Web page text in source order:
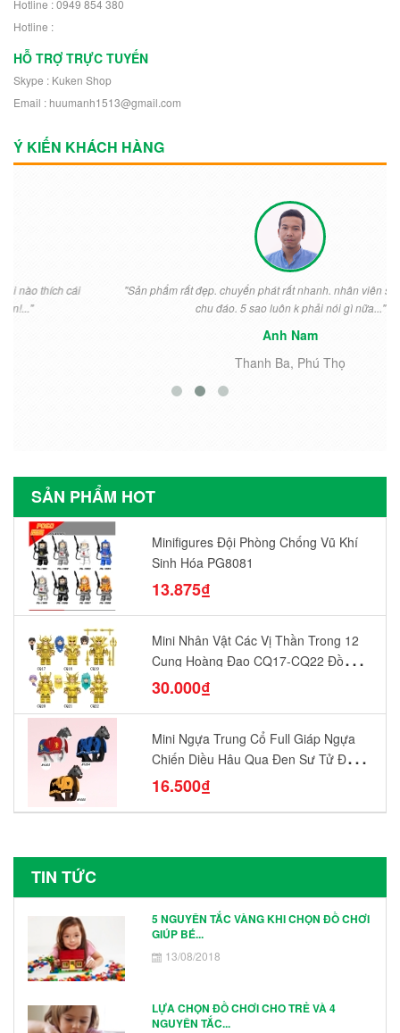
Hotline : 0949 854 380
Hotline :
HỖ TRỢ TRỰC TUYẾN
Skype : Kuken Shop
Email : huumanh1513@gmail.com
Ý KIẾN KHÁCH HÀNG
"Sản phẩm rất đẹp. chuyển phát rất nhanh. nhân viên shop nhiệt tình
chu đáo. 5 sao luôn k phải nói gì nữa..."
Thanh Ba, Phú Thọ
SẢN PHẨM HOT
Minifigures Đội Phòng Chống Vũ Khí
Sinh Hóa PG8081
13.875₫
Mini Nhân Vật Các Vị Thần Trong 12
Cung Hoàng Đạo CQ17-CQ22 Đồ
Chơi Lắp Ráp Mô Hình Yêu Thích
30.000₫
Mini Ngựa Trung Cổ Full Giáp Ngựa
Chiến Diều Hâu Quạ Đen Sư Tử Đỏ
N1003 - N1005 Đồ Chơi Lắp Ráp Mô
16.500₫
TIN TỨC
5 NGUYÊN TẮC VÀNG KHI CHỌN ĐỒ CHƠI
GIÚP BÉ...
13/08/2018
LỰA CHỌN ĐỒ CHƠI CHO TRẺ VÀ 4
NGUYÊN TẮC...